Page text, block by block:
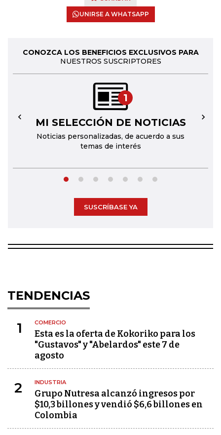
UNIRSE A WHATSAPP
CONOZCA LOS BENEFICIOS EXCLUSIVOS PARA
NUESTROS SUSCRIPTORES
1
MI SELECCIÓN DE NOTICIAS
Noticias personalizadas, de acuerdo a sus
temas de interés
← →
SUSCRÍBASE YA
TENDENCIAS
1 COMERCIO
Esta es la oferta de Kokoriko para los
"Gustavos" y "Abelardos" este 7 de
agosto
2 INDUSTRIA
Grupo Nutresa alcanzó ingresos por
$10,3 billones y vendió $6,6 billones en
Colombia